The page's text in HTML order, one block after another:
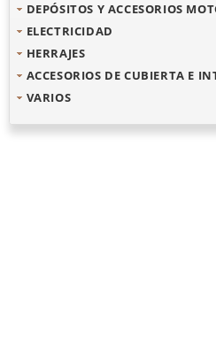
DEPÓSITOS Y ACCESORIOS
ELECTRICIDAD
HERRAJES
ACCESORIOS DE CUBIERTA E
VARIOS